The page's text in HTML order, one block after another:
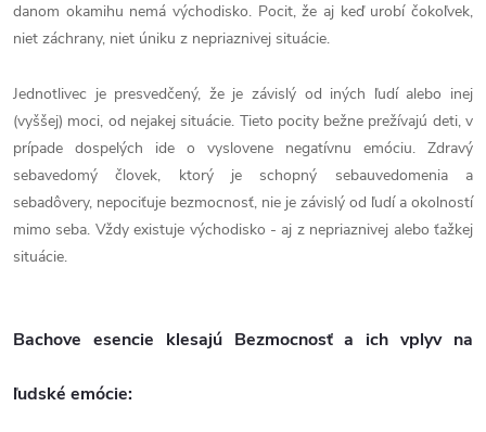
danom okamihu nemá východisko. Pocit, že aj keď urobí čokoľvek,
niet záchrany, niet úniku z nepriaznivej situácie.
Jednotlivec je presvedčený, že je závislý od iných ľudí alebo inej
(vyššej) moci, od nejakej situácie. Tieto pocity bežne prežívajú deti, v
prípade dospelých ide o vyslovene negatívnu emóciu. Zdravý
sebavedomý človek, ktorý je schopný sebauvedomenia a
sebadôvery, nepociťuje bezmocnosť, nie je závislý od ľudí a okolností
mimo seba. Vždy existuje východisko - aj z nepriaznivej alebo ťažkej
situácie.
Bachove esencie klesajú Bezmocnosť a ich vplyv na
ľudské emócie: